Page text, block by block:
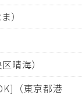
）
晴海）
（東京都港